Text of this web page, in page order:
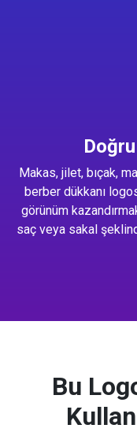
Makas, jilet, bıçak,
berber dükkanı
görünüm
saç veya sakal
Bu